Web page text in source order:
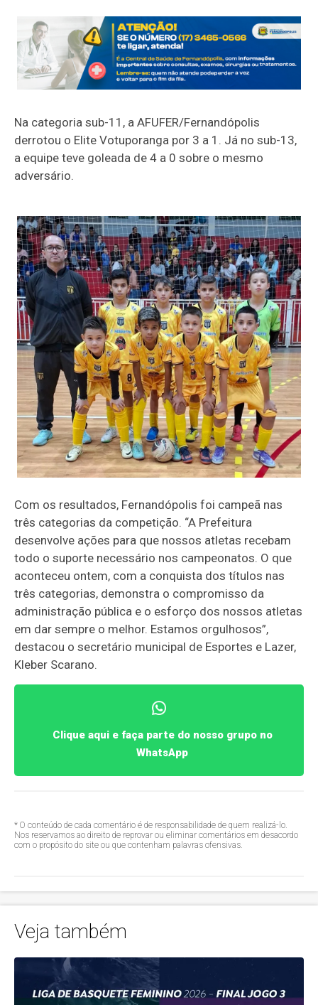
Na categoria sub-11, a AFUFER/Fernandópolis
derrotou o Elite Votuporanga por 3 a 1. Já no sub-13,
a equipe teve goleada de 4 a 0 sobre o mesmo
adversário.
Com os resultados, Fernandópolis foi campeã nas
três categorias da competição. “A Prefeitura
desenvolve ações para que nossos atletas recebam
todo o suporte necessário nos campeonatos. O que
aconteceu ontem, com a conquista dos títulos nas
três categorias, demonstra o compromisso da
administração pública e o esforço dos nossos atletas
em dar sempre o melhor. Estamos orgulhosos”,
destacou o secretário municipal de Esportes e Lazer,
Kleber Scarano.
Clique aqui e faça parte do nosso grupo no
WhatsApp
* O conteúdo de cada comentário é de responsabilidade de quem realizá-lo.
Nos reservamos ao direito de reprovar ou eliminar comentários em desacordo
com o propósito do site ou que contenham palavras ofensivas.
Veja também